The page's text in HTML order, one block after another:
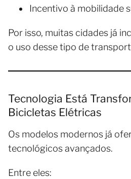
Incentivo à mobilidade
Por isso, muitas cidades já
o uso desse tipo de
Tecnologia Está
Bicicletas Elétricas
Os modelos modernos já
tecnológicos avançados.
Entre eles: